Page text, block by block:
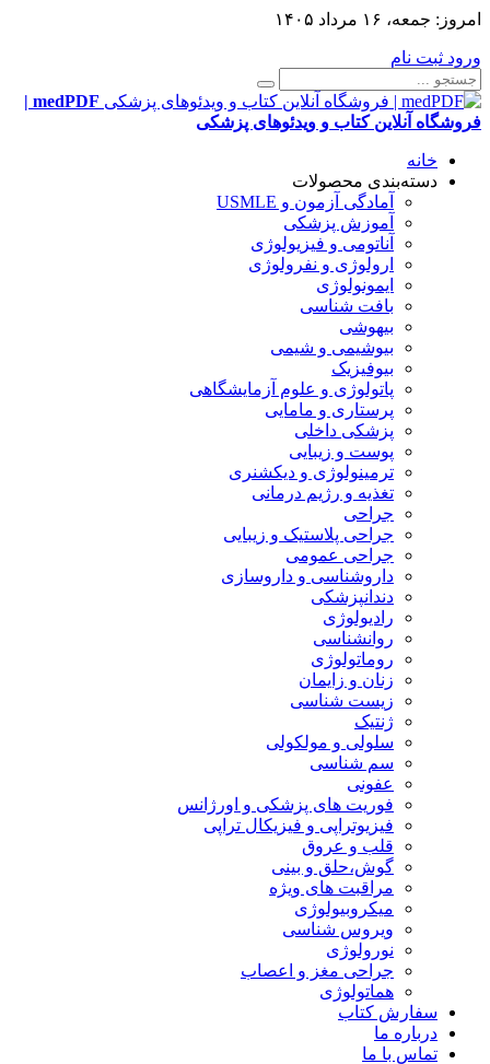
امروز: جمعه، ۱۶ مرداد ۱۴۰۵
ورود ثبت نام
medPDF |
فروشگاه آنلاین کتاب و ویدئوهای پزشکی
خانه
دسته‌بندی محصولات
آمادگی آزمون و USMLE
آموزش پزشکی
آناتومی و فیزیولوژی
ارولوژی و نفرولوژی
ایمونولوژی
بافت شناسی
بیهوشی
بیوشیمی و شیمی
بیوفیزیک
پاتولوژی و علوم آزمایشگاهی
پرستاری و مامایی
پزشکی داخلی
پوست و زیبایی
ترمینولوژی و دیکشنری
تغذیه و رژیم درمانی
جراحی
جراحی پلاستیک و زیبایی
جراحی عمومی
داروشناسی و داروسازی
دندانپزشکی
رادیولوژی
روانشناسی
روماتولوژی
زنان و زایمان
زیست شناسی
ژنتیک
سلولی و مولکولی
سم شناسی
عفونی
فوریت های پزشکی و اورژانس
فیزیوتراپی و فیزیکال تراپی
قلب و عروق
گوش،حلق و بینی
مراقبت های ویژه
میکروبیولوژی
ویروس شناسی
نورولوژی
جراحی مغز و اعصاب
هماتولوژی
سفارش کتاب
درباره ما
تماس با ما